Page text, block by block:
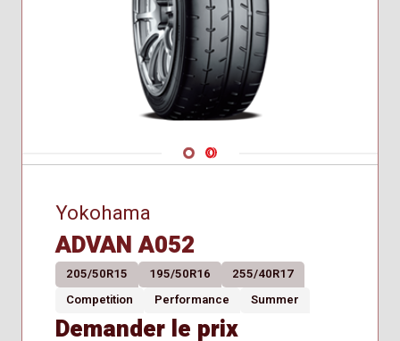
Navigate 1
Navigate 2
Yokohama
ADVAN A052
205/50R15 195/50R16
255/40R17
Competition
Performance Summer
Demander le prix